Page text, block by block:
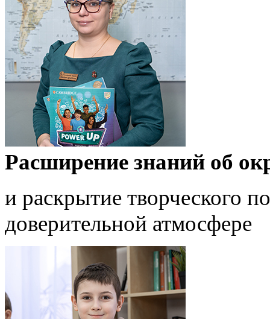
Расширение знаний об
и раскрытие творческого
доверительной атмосфере